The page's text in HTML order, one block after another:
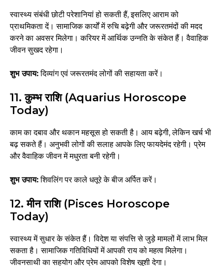
स्वास्थ्य संबंधी छोटी परेशानियां हो सकती हैं, इसलिए आराम को
प्राथमिकता दें। सामाजिक कार्यों में रुचि बढ़ेगी और जरूरतमंदों की मदद
करने का अवसर मिलेगा। करियर में आर्थिक उन्नति के संकेत हैं। वैवाहिक
जीवन सुखद रहेगा।
शुभ उपाय:दिव्यांग एवं जरूरतमंद लोगों की सहायता करें।
11. कुम्भ राशि (Aquarius Horoscope
Today)
काम का दबाव और थकान महसूस हो सकती है। आय बढ़ेगी, लेकिन खर्च भी
बढ़ सकते हैं। अनुभवी लोगों की सलाह आपके लिए फायदेमंद रहेगी। प्रेम
और वैवाहिक जीवन में मधुरता बनी रहेगी।
शुभ उपाय:शिवलिंग पर काले धतूरे के बीज अर्पित करें।
12. मीन राशि (Pisces Horoscope
Today)
स्वास्थ्य में सुधार के संकेत हैं। विदेश या संपत्ति से जुड़े मामलों में लाभ मिल
सकता है। सामाजिक गतिविधियों में आपकी राय को महत्व मिलेगा।
जीवनसाथी का सहयोग और प्रेम आपको विशेष खुशी देगा।